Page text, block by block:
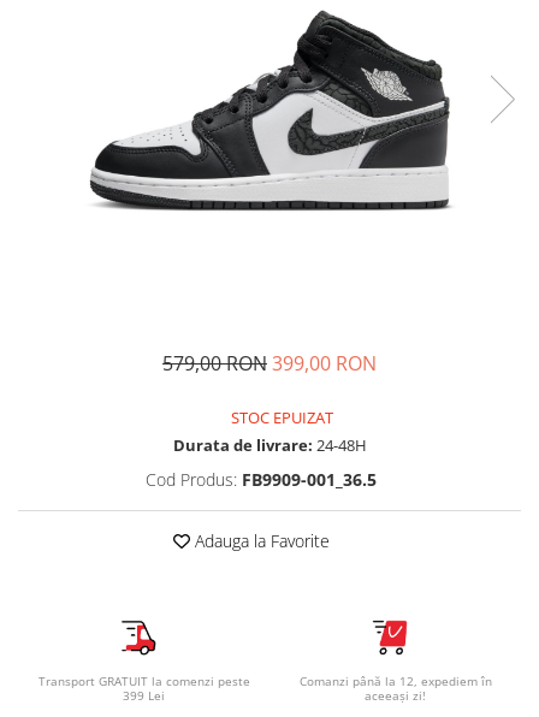
Pantaloni scurti Copii
Accesorii
Ingrijire incaltaminte
579,00 RON399,00 RON
STOC EPUIZAT
Durata de livrare: 24-48H
Cod Produs: FB9909-001_36.5
Adauga la Favorite
Transport GRATUIT la comenzi peste
399 Lei
Comanzi până la 12, expediem în
aceeași zi!